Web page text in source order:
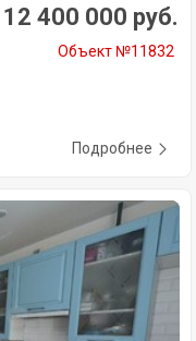
12 400 000 руб.
Объект №11832
Подробнее